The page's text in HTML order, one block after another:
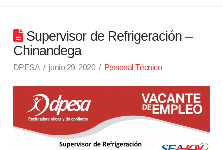
Supervisor de Refrigeración –
Chinandega
DPESA junio 29, 2020 Personal Técnico